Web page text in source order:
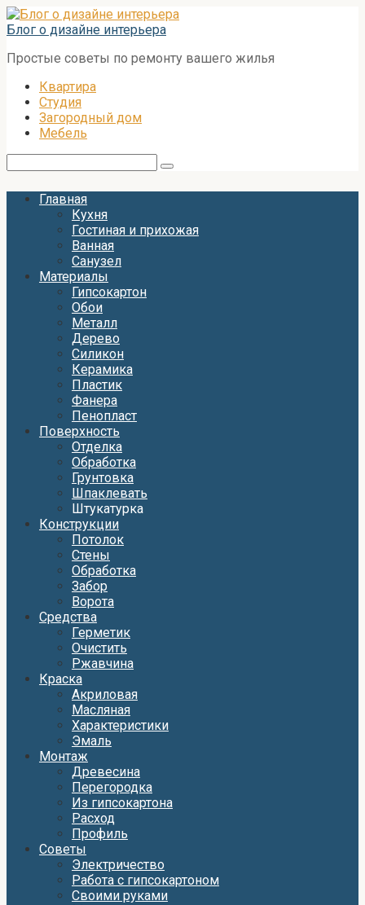
Перейти
к
Блог о дизайне интерьера
Простые советы по ремонту вашего жилья
Квартира
Студия
Загородный дом
Мебель
Главная
Кухня
Гостиная и прихожая
Ванная
Санузел
Материалы
Гипсокартон
Обои
Металл
Дерево
Силикон
Керамика
Пластик
Фанера
Пенопласт
Поверхность
Отделка
Обработка
Грунтовка
Шпаклевать
Штукатурка
Конструкции
Потолок
Стены
Обработка
Забор
Ворота
Средства
Герметик
Очистить
Ржавчина
Краска
Акриловая
Масляная
Характеристики
Эмаль
Монтаж
Древесина
Перегородка
Из гипсокартона
Расход
Профиль
Советы
Электричество
Работа с гипсокартоном
Своими руками